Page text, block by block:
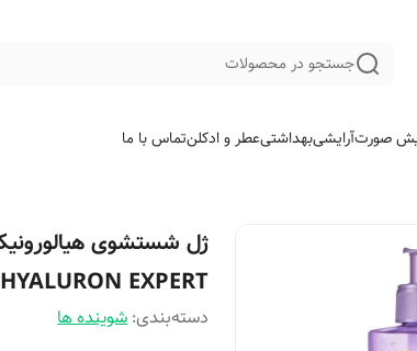
جستجو در محصولات
صورتآرایشیبهداشتیعطر و ادکلنتماس با ما
HYALURON EXPERT
دسته‌بندی:شوینده ها